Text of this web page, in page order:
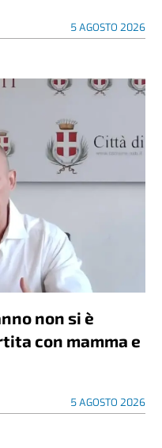
5 AGOSTO 2026
non si è
con mamma e
5 AGOSTO 2026